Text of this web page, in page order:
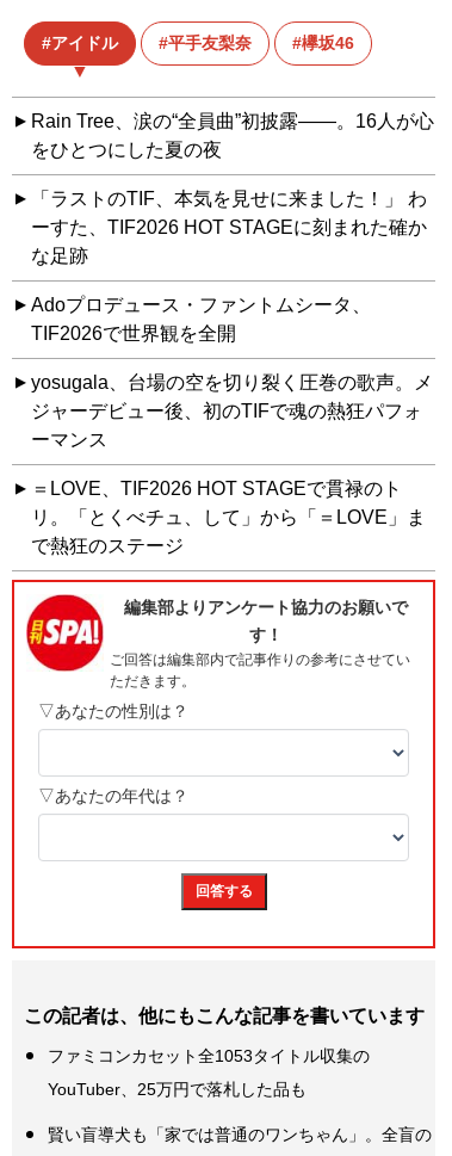
アイドル 平手友梨奈 欅坂46
Rain Tree、涙の“全員曲”初披露――。16人が心
をひとつにした夏の夜
「ラストのTIF、本気を見せに来ました！」 わ
ーすた、TIF2026 HOT STAGEに刻まれた確か
な足跡
Adoプロデュース・ファントムシータ、
TIF2026で世界観を全開
yosugala、台場の空を切り裂く圧巻の歌声。メ
ジャーデビュー後、初のTIFで魂の熱狂パフォ
ーマンス
＝LOVE、TIF2026 HOT STAGEで貫禄のト
リ。「とくべチュ、して」から「＝LOVE」ま
で熱狂のステージ
この記者は、他にもこんな記事を書いています
ファミコンカセット全1053タイトル収集の
YouTuber、25万円で落札した品も
賢い盲導犬も「家では普通のワンちゃん」。全盲の